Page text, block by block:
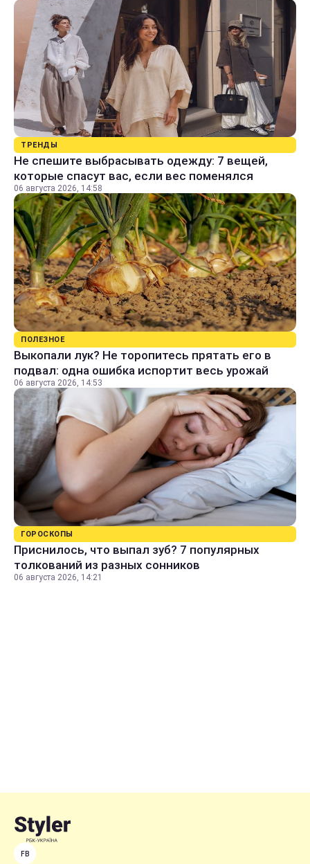
ТРЕНДЫ
Не спешите выбрасывать одежду: 7 вещей,
которые спасут вас, если вес поменялся
06 августа 2026, 14:58
ПОЛЕЗНОЕ
Выкопали лук? Не торопитесь прятать его в
подвал: одна ошибка испортит весь урожай
06 августа 2026, 14:53
ГОРОСКОПЫ
Приснилось, что выпал зуб? 7 популярных
толкований из разных сонников
06 августа 2026, 14:21
FB